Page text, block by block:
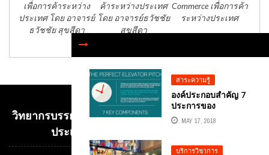
สาระความรู้
องค์ประกอบสำคัญ 7
ประการของ
PERFECT ELEVATOR
PITCH การพูดโน้ม
MAY 17, 2018
บริการวิชาการ
เพื่อการค้าระหว่าง
ประเทศ โดย อาจารย์
ธวัชชัย สุขสีดา
ค้าระหว่างประเทศ
โดย อาจารย์ธวัชชัย
สุขสีดา
Commerce เพื่อการค้า
ระหว่างประเทศ
วิทยากรบรรยาย E-COMMERCE เพื่อการค้าระหว่าง
ประเทศ อ.ดร.ต้นรัก ธวัชชัย สุขสีดา